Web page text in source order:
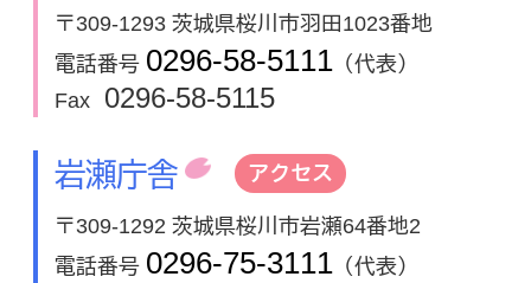
〒309-1293 茨城県桜川市羽田1023番地
電話番号 0296-58-5111 （代表）
Fax
0296-58-5115
岩瀬庁舎 アクセス
〒309-1292 茨城県桜川市岩瀬64番地2
電話番号 0296-75-3111 （代表）